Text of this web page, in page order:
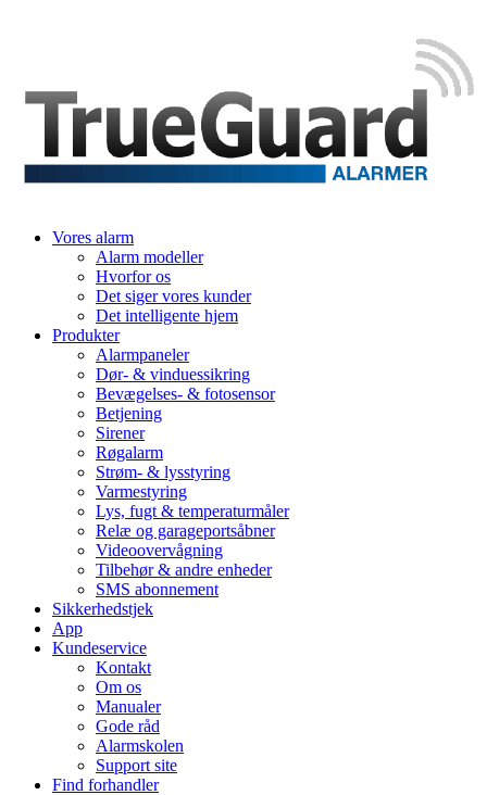
Vores alarm
Alarm modeller
Hvorfor os
Det siger vores kunder
Det intelligente hjem
Produkter
Alarmpaneler
Dør- & vinduessikring
Bevægelses- & fotosensor
Betjening
Sirener
Røgalarm
Strøm- & lysstyring
Varmestyring
Lys, fugt & temperaturmåler
Relæ og garageportsåbner
Videoovervågning
Tilbehør & andre enheder
SMS abonnement
Sikkerhedstjek
App
Kundeservice
Kontakt
Om os
Manualer
Gode råd
Alarmskolen
Support site
Find forhandler